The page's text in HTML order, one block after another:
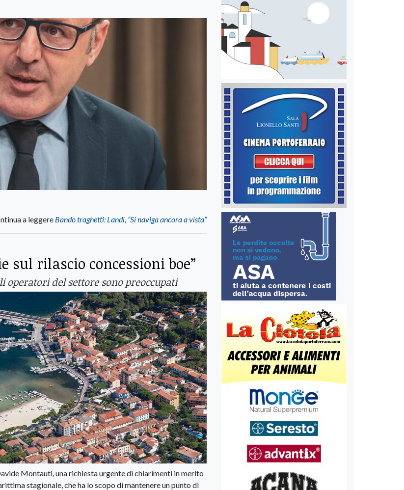
a leggere Bando traghetti: Landi, “Si naviga ancora a vista”
sul rilascio concessioni boe”
del settore sono preoccupati
Montauti, una richiesta urgente di chiarimenti in merito
stagionale, che ha lo scopo di mantenere un punto di